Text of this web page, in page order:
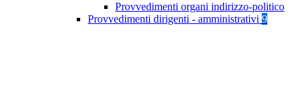
Provvedimenti organi indirizzo-politico
Provvedimenti dirigenti - amministrativi 9